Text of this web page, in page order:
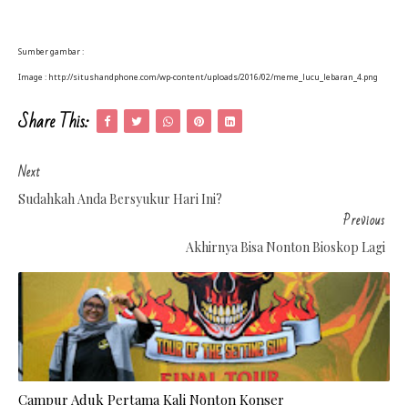
Sumber gambar :
Image : http://situshandphone.com/wp-content/uploads/2016/02/meme_lucu_lebaran_4.png
Share This:
Next
Sudahkah Anda Bersyukur Hari Ini?
Previous
Akhirnya Bisa Nonton Bioskop Lagi
Campur Aduk Pertama Kali Nonton Konser